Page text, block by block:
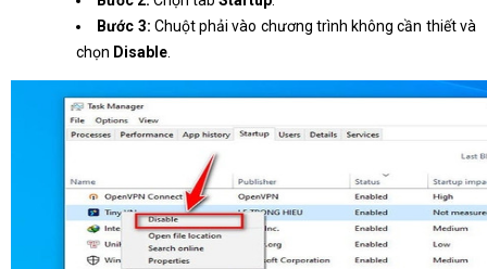
Bước 3: Chuột phải vào chương trình không cần thiết và
chọn Disable